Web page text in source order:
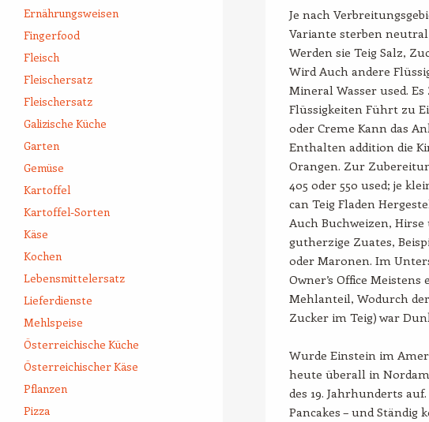
Je nach
Variante sterben
Werden sie Teig Salz,
Wird Auch andere
Mineral Wasser used.
Flüssigkeiten Führt zu
oder Creme Kann das
Enthalten addition die
Orangen. Zur
405 oder 550 used; je
can Teig Fladen
Auch Buchweizen,
gutherzige Zuates,
oder Maronen. Im
Owner’s Office
Mehlanteil, Wodurch
Zucker im Teig) war
Wurde Einstein im
heute überall in
des 19. Jahrhunderts
Pancakes – und Ständig
Ernährungsweisen
Fingerfood
Fleisch
Fleischersatz
Fleischersatz
Galizische Küche
Garten
Gemüse
Kartoffel
Kartoffel-Sorten
Käse
Kochen
Lebensmittelersatz
Lieferdienste
Mehlspeise
Österreichische Küche
Österreichischer Käse
Pflanzen
Pizza